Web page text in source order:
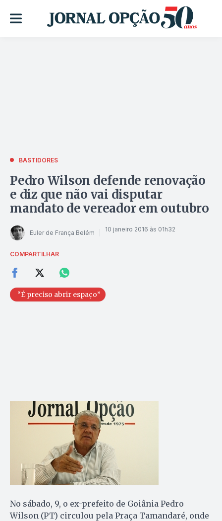
BASTIDORES
Pedro Wilson defende renovação
e diz que não vai disputar
mandato de vereador em outubro
Euler de França Belém 10 janeiro 2016 às 01h32
COMPARTILHAR
“É preciso abrir espaço”
No sábado, 9, o ex-prefeito de Goiânia Pedro
Wilson (PT) circulou pela Praça Tamandaré, onde